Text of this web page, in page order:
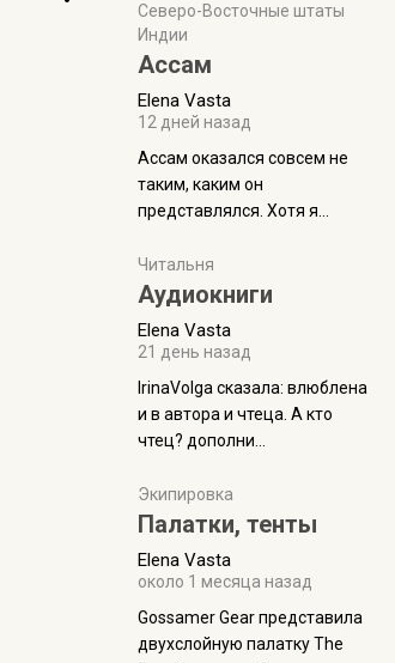
аккаунты
Северо-Восточные штаты
Индии
Ассам
Elena Vasta
12 дней назад
Ассам оказался совсем не
таким, каким он
представлялся. Хотя я
краешек, но все же схватила
ауру штата, как-то он меня
природа, мягкие
такая как бы переходная
ступень между привычной
нам Индией и остальными
надеюсь увидеть.
Читальня
Аудиокниги
Elena Vasta
21 день назад
IrinaVolga сказалa: влюблена
и в автора и чтеца. А кто
чтец? дополни
Экипировка
Палатки, тенты
Elena Vasta
около 1 месяца назад
Gossamer Gear представила
двухслойную палатку The